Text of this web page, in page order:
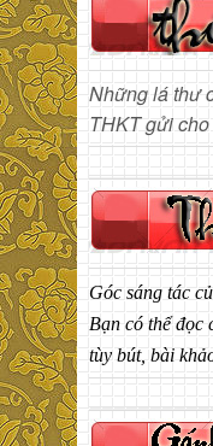
Những lá thư
THKT gửi
Góc sáng tác
Bạn có thể đọc
tùy bút, bài